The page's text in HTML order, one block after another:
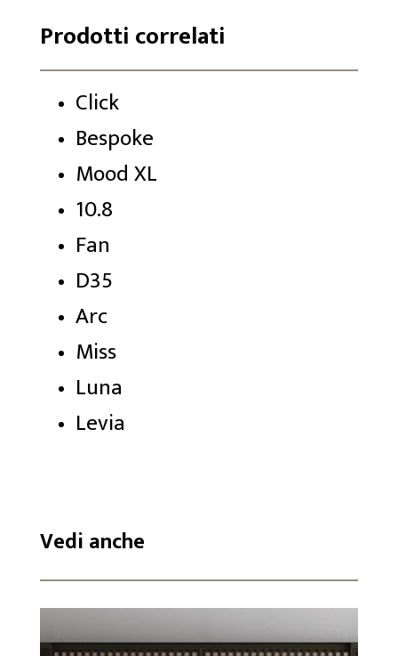
Prodotti correlati
Click
Bespoke
Mood XL
10.8
Fan
D35
Arc
Miss
Luna
Levia
Vedi anche